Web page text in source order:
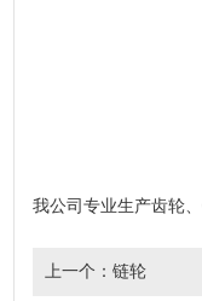
我公司专业生产齿轮
上一个： 链轮